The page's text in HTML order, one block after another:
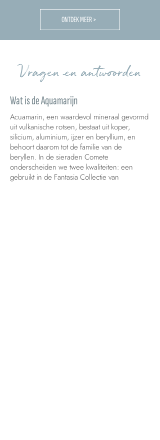
ONTDEK MEER >
Vragen en antwoorden
Wat is de Aquamarijn
Acuamarin, een waardevol mineraal gevormd
uit vulkanische rotsen, bestaat uit koper,
silicium, aluminium, ijzer en beryllium, en
behoort daarom tot de familie van de
beryllen. In de sieraden Comete
onderscheiden we twee kwaliteiten: een
gebruikt in de Fantasia Collectie van